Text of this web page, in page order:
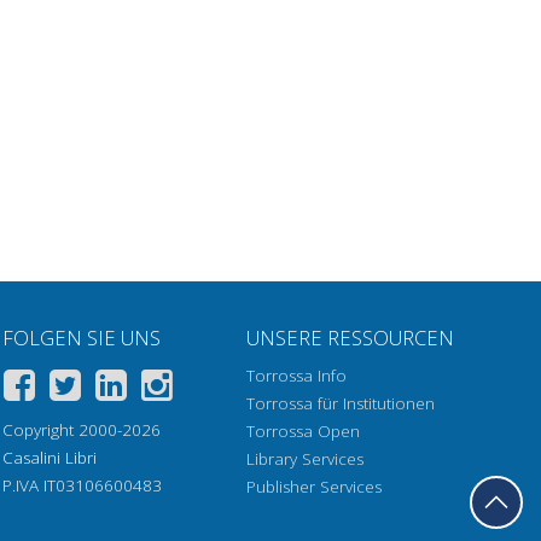
FOLGEN SIE UNS
Copyright 2000-2026
Casalini Libri
P.IVA IT03106600483
UNSERE RESSOURCEN
Torrossa Info
Torrossa für Institutionen
Torrossa Open
Library Services
Publisher Services